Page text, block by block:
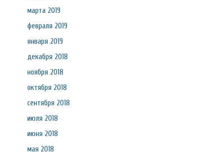
марта 2019
февраля 2019
января 2019
декабря 2018
ноября 2018
октября 2018
сентября 2018
июля 2018
июня 2018
мая 2018